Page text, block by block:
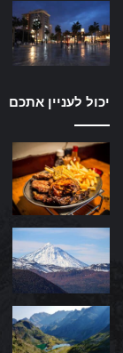
יכול לעניין אתכם